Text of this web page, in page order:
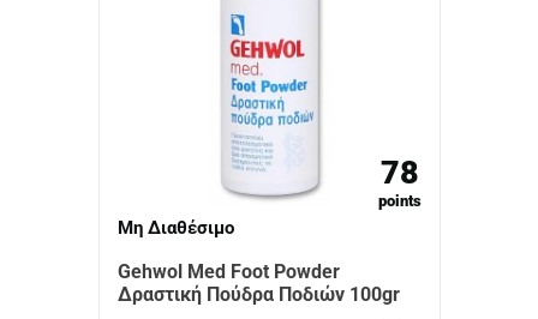
78
points
Μη Διαθέσιμο
Gehwol Med Foot Powder
Δραστική Πούδρα Ποδιών 100gr